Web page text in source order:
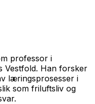
professor i
Vestfold. Han forsker
læringsprosesser i
som friluftsliv og